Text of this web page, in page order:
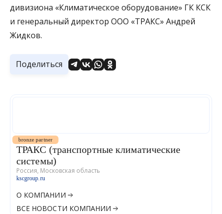
дивизиона «Климатическое оборудование» ГК КСК
и генеральный директор ООО «ТРАКС» Андрей
Жидков.
Поделиться
ТРАКС (транспортные климатические
системы)
Россия, Московская область
kscgroup.ru
О КОМПАНИИ
ВСЕ НОВОСТИ КОМПАНИИ
bronze partner